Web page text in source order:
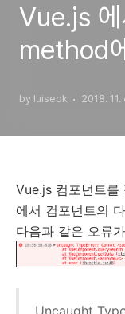
Vue.js 에
method
by luiseok 2018. 11.
Vue.js 컴포넌트
에서 컴포넌트의
다음과 같은 오류
Uncaught